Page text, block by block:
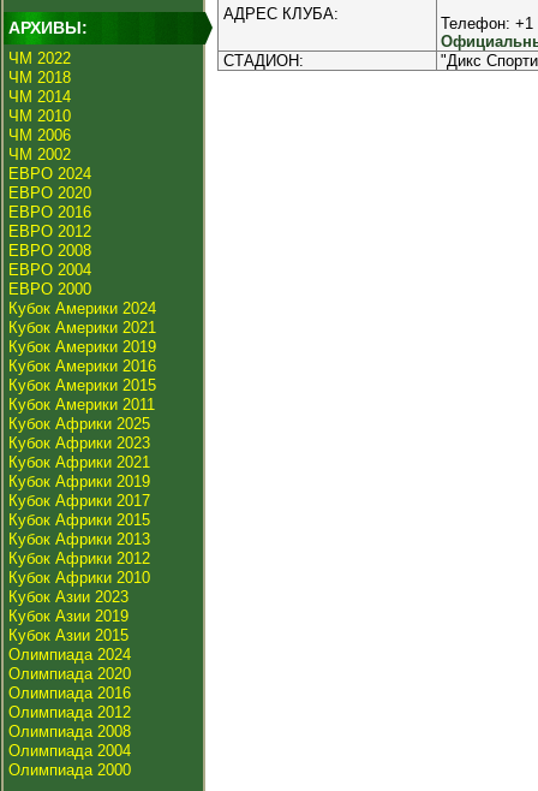
АРХИВЫ:
ЧМ 2022
ЧМ 2018
ЧМ 2014
ЧМ 2010
ЧМ 2006
ЧМ 2002
ЕВРО 2024
ЕВРО 2020
ЕВРО 2016
ЕВРО 2012
ЕВРО 2008
ЕВРО 2004
ЕВРО 2000
Кубок Америки 2024
Кубок Америки 2021
Кубок Америки 2019
Кубок Америки 2016
Кубок Америки 2015
Кубок Америки 2011
Кубок Африки 2025
Кубок Африки 2023
Кубок Африки 2021
Кубок Африки 2019
Кубок Африки 2017
Кубок Африки 2015
Кубок Африки 2013
Кубок Африки 2012
Кубок Африки 2010
Кубок Азии 2023
Кубок Азии 2019
Кубок Азии 2015
Олимпиада 2024
Олимпиада 2020
Олимпиада 2016
Олимпиада 2012
Олимпиада 2008
Олимпиада 2004
Олимпиада 2000
АДРЕС КЛУБА:
Телефон: +1
СТАДИОН:
"Дикс